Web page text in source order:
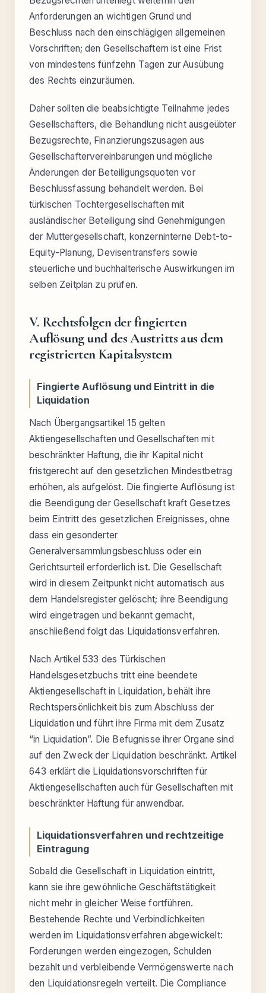
Anforderungen an wichtigen Grund und
Beschluss nach den einschlägigen allgemeinen
Vorschriften; den Gesellschaftern ist eine Frist
von mindestens fünfzehn Tagen zur Ausübung
des Rechts einzuräumen.
Daher sollten die beabsichtigte Teilnahme jedes
Gesellschafters, die Behandlung nicht ausgeübter
Bezugsrechte, Finanzierungszusagen aus
Gesellschaftervereinbarungen und mögliche
Änderungen der Beteiligungsquoten vor
Beschlussfassung behandelt werden. Bei
türkischen Tochtergesellschaften mit
ausländischer Beteiligung sind Genehmigungen
der Muttergesellschaft, konzerninterne Debt-to-
Equity-Planung, Devisentransfers sowie
steuerliche und buchhalterische Auswirkungen im
selben Zeitplan zu prüfen.
V. Rechtsfolgen der fingierten
Auflösung und des Austritts aus dem
registrierten Kapitalsystem
Fingierte Auflösung und Eintritt in die
Liquidation
Nach Übergangsartikel 15 gelten
Aktiengesellschaften und Gesellschaften mit
beschränkter Haftung, die ihr Kapital nicht
fristgerecht auf den gesetzlichen Mindestbetrag
erhöhen, als aufgelöst. Die fingierte Auflösung ist
die Beendigung der Gesellschaft kraft Gesetzes
beim Eintritt des gesetzlichen Ereignisses, ohne
dass ein gesonderter
Generalversammlungsbeschluss oder ein
Gerichtsurteil erforderlich ist. Die Gesellschaft
wird in diesem Zeitpunkt nicht automatisch aus
dem Handelsregister gelöscht; ihre Beendigung
wird eingetragen und bekannt gemacht,
anschließend folgt das Liquidationsverfahren.
Nach Artikel 533 des Türkischen
Handelsgesetzbuchs tritt eine beendete
Aktiengesellschaft in Liquidation, behält ihre
Rechtspersönlichkeit bis zum Abschluss der
Liquidation und führt ihre Firma mit dem Zusatz
“in Liquidation”. Die Befugnisse ihrer Organe sind
auf den Zweck der Liquidation beschränkt. Artikel
643 erklärt die Liquidationsvorschriften für
Aktiengesellschaften auch für Gesellschaften mit
beschränkter Haftung für anwendbar.
Liquidationsverfahren und rechtzeitige
Eintragung
Sobald die Gesellschaft in Liquidation eintritt,
kann sie ihre gewöhnliche Geschäftstätigkeit
nicht mehr in gleicher Weise fortführen.
Bestehende Rechte und Verbindlichkeiten
werden im Liquidationsverfahren abgewickelt:
Forderungen werden eingezogen, Schulden
bezahlt und verbleibende Vermögenswerte nach
den Liquidationsregeln verteilt. Die Compliance